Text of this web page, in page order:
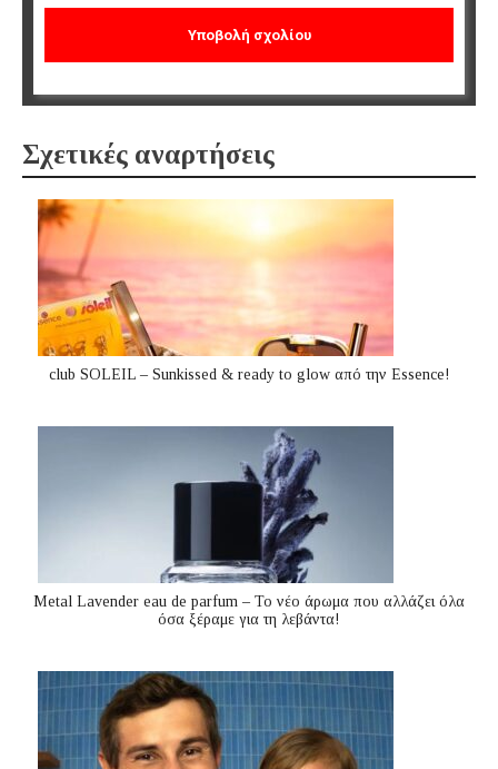
Σχετικές αναρτήσεις
club SOLEIL – Sunkissed & ready to glow από την Essence!
Metal Lavender eau de parfum – Το νέο άρωμα που αλλάζει όλα
όσα ξέραμε για τη λεβάντα!